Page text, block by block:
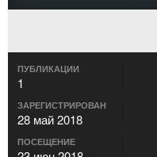
ПУБЛИКАЦИИ
1
ЗАРЕГИСТРИРОВАН
28 май 2018
ПОСЕЩЕНИЕ